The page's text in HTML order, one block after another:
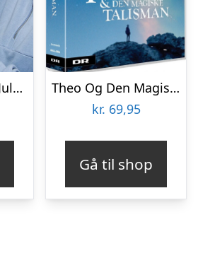
Stranger Things Julekalender
Theo Og Den Magiske Talisman – Dr Julekalender 2018 – DVD – Tv-serie
kr. 69,95
Gå til shop